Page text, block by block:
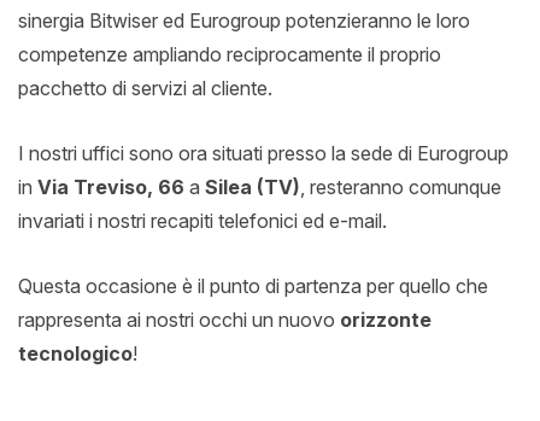
sinergia Bitwiser ed Eurogroup potenzieranno le loro
competenze ampliando reciprocamente il proprio
pacchetto di servizi al cliente. ​
I nostri uffici sono ora situati presso la sede di Eurogroup
in Via Treviso, 66 a Silea (TV) , resteranno comunque
invariati i nostri recapiti telefonici ed e-mail.
Questa occasione è il punto di partenza per quello che
rappresenta ai nostri occhi un nuovo orizzonte
tecnologico!